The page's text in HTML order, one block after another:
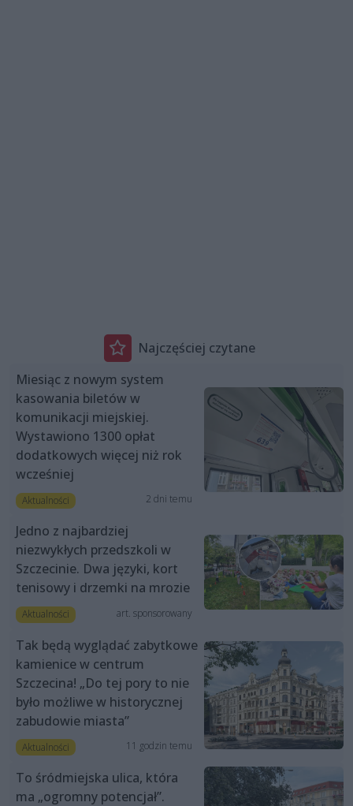
Najczęściej czytane
Miesiąc z nowym system
kasowania biletów w
komunikacji miejskiej.
Wystawiono 1300 opłat
dodatkowych więcej niż rok
wcześniej
Aktualności 2 dni temu
Jedno z najbardziej
niezwykłych przedszkoli w
Szczecinie. Dwa języki, kort
tenisowy i drzemki na mrozie
Aktualności art. sponsorowany
Tak będą wyglądać zabytkowe
kamienice w centrum
Szczecina! „Do tej pory to nie
było możliwe w historycznej
zabudowie miasta”
Aktualności 11 godzin temu
To śródmiejska ulica, która
ma „ogromny potencjał”.